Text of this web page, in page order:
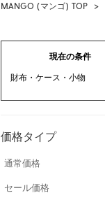
MANGO (マンゴ) TOP >
現在の条件
財布・ケース・小物
価格タイプ
通常価格
セール価格